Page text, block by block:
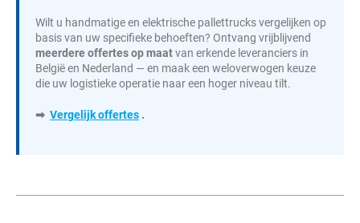
Wilt u handmatige en elektrische pallettrucks vergelijken op
basis van uw specifieke behoeften? Ontvang vrijblijvend
meerdere offertes op maatvan erkende leveranciers in
België en Nederland — en maak een weloverwogen keuze
die uw logistieke operatie naar een hoger niveau tilt.
➡ Vergelijk offertes .